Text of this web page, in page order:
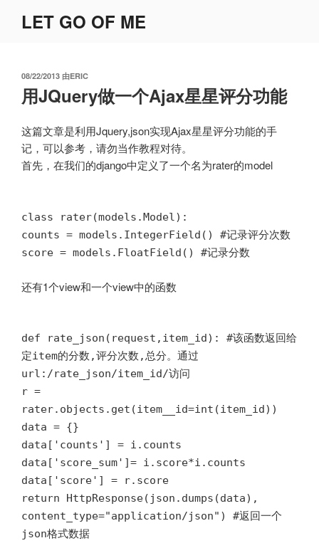
LET GO OF ME
发
布
于
08/22/2013 由ERIC
用JQuery做一个Ajax星星评分功能
这篇文章是利用Jquery,json实现Ajax星星评分功能的手
记，可以参考，请勿当作教程对待。
首先，在我们的django中定义了一个名为rater的model
class rater(models.Model):
counts = models.IntegerField() #记录评分次数
score = models.FloatField() #记录分数
还有1个view和一个view中的函数
def rate_json(request,item_id): #该函数返回给
定item的分数,评分次数,总分。通过
url:/rate_json/item_id/访问
r =
rater.objects.get(item__id=int(item_id))
data = {}
data['counts'] = i.counts
data['score_sum']= i.score*i.counts
data['score'] = r.score
return HttpResponse(json.dumps(data),
content_type="application/json") #返回一个
json格式数据